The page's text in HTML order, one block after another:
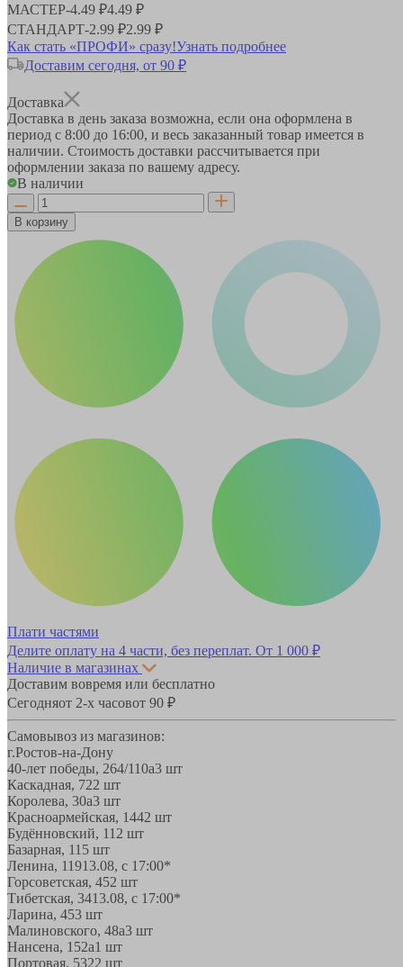
МАСТЕР-4.49 ₽4.49 ₽
СТАНДАРТ-2.99 ₽2.99 ₽
Как стать «ПРОФИ» сразу!Узнать подробнее
Доставим сегодня, от 90 ₽
Доставка
Доставка в день заказа возможна, если она оформлена в
период с 8:00 до 16:00, и весь заказанный товар имеется в
наличии. Стоимость доставки рассчитывается при
оформлении заказа по вашему адресу.
В наличии
В корзину
Плати частями
Делите оплату на 4 части, без переплат. От 1 000 ₽
Наличие в магазинах
Доставим вовремя или бесплатно
Сегодняот 2-х часовот 90 ₽
Самовывоз из магазинов:
г.Ростов-на-Дону
40-лет победы, 264/110а3 шт
Каскадная, 722 шт
Королева, 30а3 шт
Красноармейская, 1442 шт
Будённовский, 11 2 шт
Базарная, 11 5 шт
Ленина, 11913.08, с 17:00*
Горсоветская, 452 шт
Тибетская, 3413.08, с 17:00*
Ларина, 453 шт
Малиновского, 48а3 шт
Нансена, 152а1 шт
Портовая, 5322 шт